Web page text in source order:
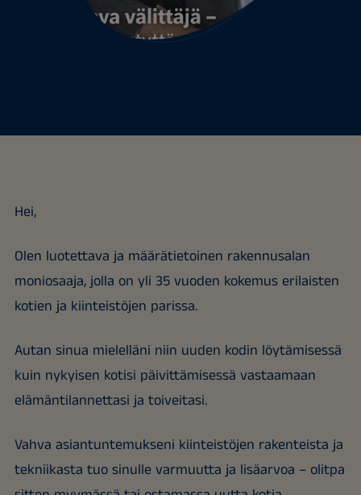
Hei,
Olen luotettava ja määrätietoinen rakennusalan
moniosaaja, jolla on yli 35 vuoden kokemus erilaisten
kotien ja kiinteistöjen parissa.
Autan sinua mielelläni niin uuden kodin löytämisessä
kuin nykyisen kotisi päivittämisessä vastaamaan
elämäntilannettasi ja toiveitasi.
Vahva asiantuntemukseni kiinteistöjen rakenteista ja
tekniikasta tuo sinulle varmuutta ja lisäarvoa – olitpa